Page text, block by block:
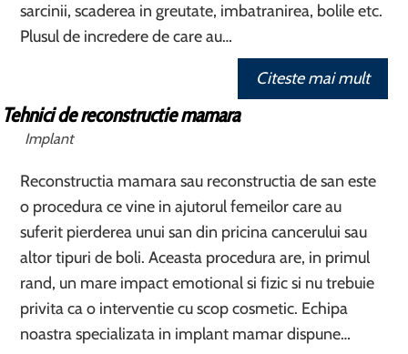
sarcinii, scaderea in greutate, imbatranirea, bolile etc.
Plusul de incredere de care au…
Citeste mai mult
Tehnici de reconstructie mamara
Implant
Reconstructia mamara sau reconstructia de san este
o procedura ce vine in ajutorul femeilor care au
suferit pierderea unui san din pricina cancerului sau
altor tipuri de boli. Aceasta procedura are, in primul
rand, un mare impact emotional si fizic si nu trebuie
privita ca o interventie cu scop cosmetic. Echipa
noastra specializata in implant mamar dispune…